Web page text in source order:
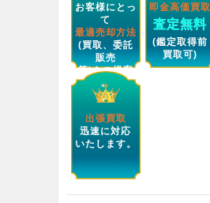
お客様にとっ
て
最適売却方法
(買取、委託
販売
等)をご提案
します。
即金高価買取
査定無料
(鑑定取得前
買取可)
出張買取
迅速に対応
いたします。